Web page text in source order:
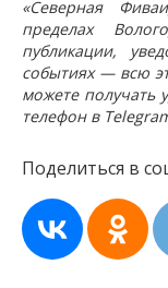
«Северная
пределах
публикации,
событиях — всю
можете получать
телефон в
Поделиться в